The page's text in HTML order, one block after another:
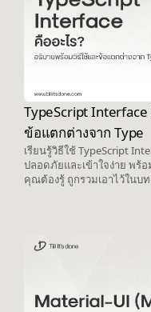
TypeScript
ข้อแตกต่างจาก Type
เรียนรู้วิธีใช้ TypeScript
ปลอดภัยและเข้าใจง่าย พร้
คุณต้องรู้ ถูกรวมเอาไว้ในบ